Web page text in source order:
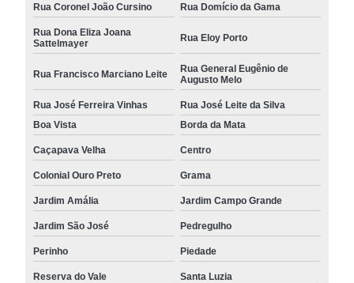
Rua Coronel João Cursino Rua Domício da Gama
Rua Dona Eliza Joana
Sattelmayer
Rua Eloy Porto
Rua Francisco Marciano Leite
Rua General Eugênio de
Augusto Melo
Rua José Ferreira Vinhas
Rua José Leite da Silva
Boa Vista
Borda da Mata
Caçapava Velha Centro
Colonial Ouro Preto Grama
Jardim Amália Jardim Campo Grande
Jardim São José Pedregulho
Perinho Piedade
Reserva do Vale Santa Luzia